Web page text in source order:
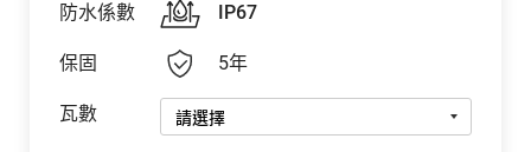
防水係數 IP67
保固 5年
瓦數